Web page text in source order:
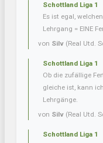
Schottland Liga 1
Es ist egal,
Lehrgang = EINE
von Silv (Real Utd.
Schottland Liga 1
Ob die zufällige
gleiche ist, kann
Lehrgänge.
von Silv (Real Utd.
Schottland Liga 1